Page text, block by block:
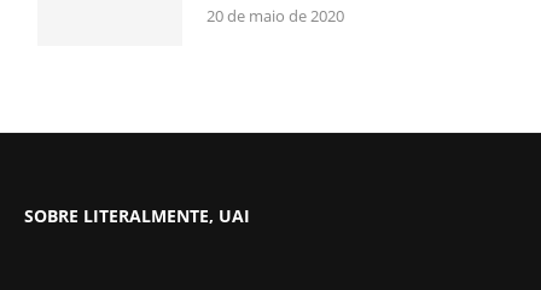
20 de maio de 2020
SOBRE LITERALMENTE, UAI